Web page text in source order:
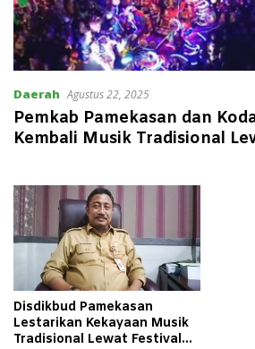
Daerah Agustus 22, 2025
Pemkab Pamekasan dan
Kembali Musik Tradisional
Disdikbud Pamekasan
Lestarikan Kekayaan Musik
Tradisional Lewat Festival